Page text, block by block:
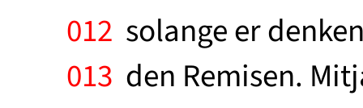
012 solange er
013 den Remisen.